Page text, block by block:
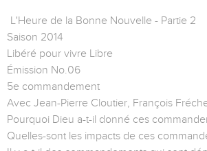
L'Heure de la Bonne Nouvelle - Partie 2
Saison 2014
Libéré pour vivre Libre
Émission No.06
5e commandement
Avec Jean-Pierre Cloutier, François
Pourquoi Dieu a-t-il donné ces
Quelles-sont les impacts de ces